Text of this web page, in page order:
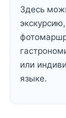
Здесь
или
языке.